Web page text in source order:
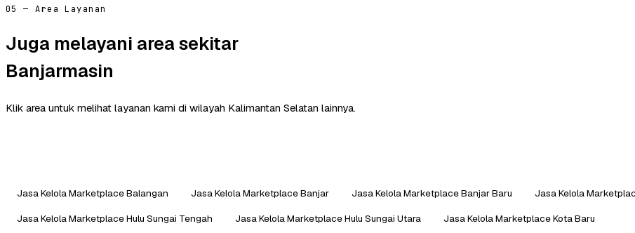
05 — Area Layanan
Juga melayani area sekitar
Banjarmasin
Klik area untuk melihat layanan kami di wilayah Kalimantan Selatan lainnya.
Jasa Kelola Marketplace Balangan Jasa Kelola Marketplace Banjar Jasa Kelola Marketplace Banjar Baru Jasa Kelola
Jasa Kelola Marketplace Hulu Sungai Tengah
Jasa Kelola Marketplace Hulu Sungai Utara Jasa Kelola Marketplace Kota Baru